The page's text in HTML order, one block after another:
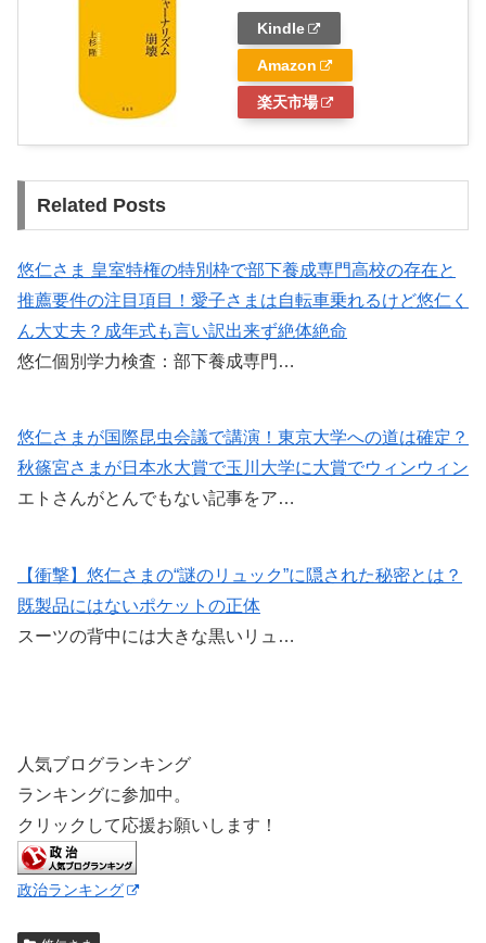
Kindle
Amazon
楽天市場
Related Posts
悠仁さま 皇室特権の特別枠で部下養成専門高校の存在と
推薦要件の注目項目！愛子さまは自転車乗れるけど悠仁く
ん大丈夫？成年式も言い訳出来ず絶体絶命
悠仁個別学力検査：部下養成専門…
悠仁さまが国際昆虫会議で講演！東京大学への道は確定？
秋篠宮さまが日本水大賞で玉川大学に大賞でウィンウィン
エトさんがとんでもない記事をア…
【衝撃】悠仁さまの“謎のリュック”に隠された秘密とは？
既製品にはないポケットの正体
スーツの背中には大きな黒いリュ…
人気ブログランキング
ランキングに参加中。
クリックして応援お願いします！
政治ランキング